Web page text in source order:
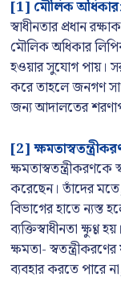
[1] মৌলিক
স্বাধীনতার প্রধান
মৌলিক অধিকার
হওয়ার সুযোগ পায়।
করে তাহলে জনগণ
জন্য আদালতের
[2]
করেছেন। তাঁদের
বিভাগের হাতে ন্যস্ত
ব্যক্তিস্বাধীনতা ক্ষুণ্ণ
ক্ষমতা-
ব্যবহার করতে পারে